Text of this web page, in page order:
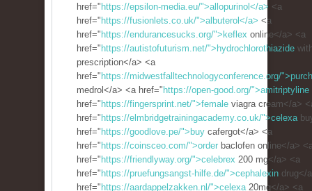
href=" https://epsilon-media.eu/">allopurinol</a> <a
href=" https://fusionlets.co.uk/">albuterol</a> <a
href=" https://endurancesucks.org/">keflex online</a> <a
href=" https://autistofuturism.net/">hydrochlorothiazide
prescription</a> <a
href=" https://midwestfalltechnologyconference.org/
medrol</a> <a href=" https://open-good.org/">amitriptyline
href=" https://fingersprint.net/">female viagra cream</a>
href=" https://elmbridgetrainingacademy.co.uk/">celexa
href=" https://goodlove.pe/">buy cafergot</a> <a
href=" https://coinsceo.com/">order baclofen online</a>
href=" https://friendlyway.org/">celebrex 200 mg</a> <a
href=" https://pruefungsangst-hilfe.de/">cephalexin drug</
href=" https://aardappelzakken.nl/">celexa20mg</a> <a